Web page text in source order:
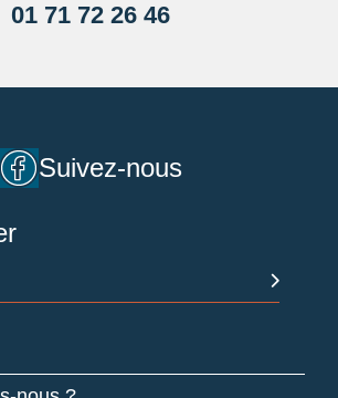
01 71 72 26 46
Suivez-nous